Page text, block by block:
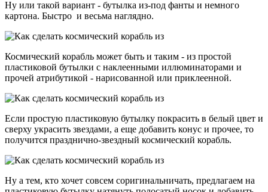
Ну или такой вариант - бутылка из-под фанты и немного
картона. Быстро и весьма наглядно.
Космический корабль может быть и таким - из простой
пластиковой бутылки с наклеенными иллюминаторами и
прочей атрибутикой - нарисованной или приклеенной.
Если простую пластиковую бутылку покрасить в белый цвет и
сверху украсить звездами, а еще добавить конус и прочее, то
получится празднично-звездный космический корабль.
Ну а тем, кто хочет совсем соригинальничать, предлагаем на